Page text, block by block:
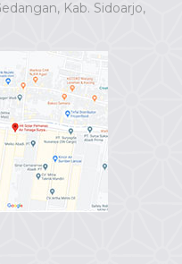
Kab. Sidoarjo,